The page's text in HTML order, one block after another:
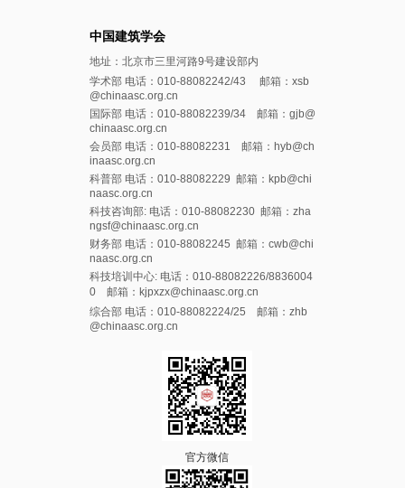
中国建筑学会
地址：北京市三里河路9号建设部内
学术部 电话：010-88082242/43 邮箱：xsb
@chinaasc.org.cn
国际部 电话：010-88082239/34 邮箱：gjb@
chinaasc.org.cn
会员部 电话：010-88082231 邮箱：hyb@ch
inaasc.org.cn
科普部 电话：010-88082229 邮箱：kpb@chi
naasc.org.cn
科技咨询部: 电话：010-88082230 邮箱：zha
ngsf@chinaasc.org.cn
财务部 电话：010-88082245 邮箱：cwb@chi
naasc.org.cn
科技培训中心: 电话：010-88082226/8836004
0 邮箱：kjpxzx@chinaasc.org.cn
综合部 电话：010-88082224/25 邮箱：zhb
@chinaasc.org.cn
官方微信